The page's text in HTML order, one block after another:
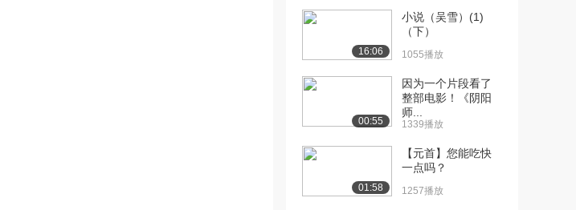
[13] 斜率与变化率
2.6万播放
[14] 直线方程程序演示
08:33
[16] y轴截距求法
1.4万播放
09:51
[17] 直线方程
16:06
小说（吴雪）(1)
（下）
1055播放
00:55
因为一个片段看了
整部电影！《阴阳
师...
1339播放
01:58
【元首】您能吃快
一点吗？
1257播放